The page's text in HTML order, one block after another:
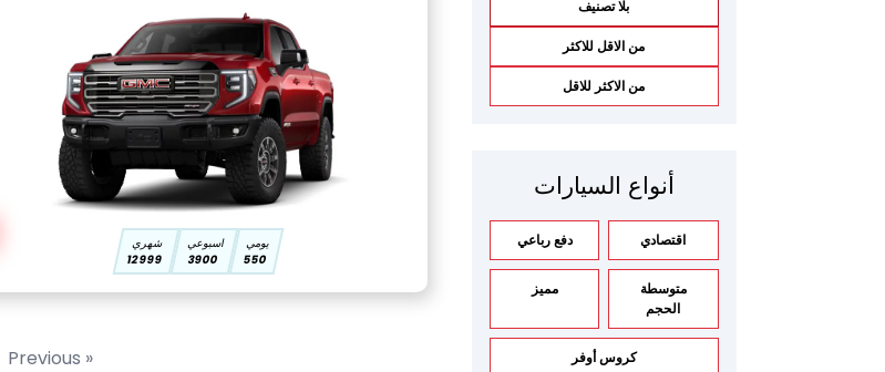
بلا تصنيف
من الاقل للاكثر
من الاكثر للاقل
أنواع السيارات
اقتصادي دفع رباعي
متوسطة
الحجم
مميز
كروس أوفر
يومي
550
اسبوعي
3900
شهري
12999
« Previous